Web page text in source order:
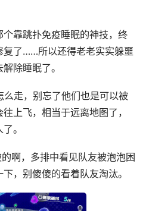
靠跳扑免疫睡眠的神技，终
复了……所以还得老老实实躲噩
除睡眠了。
么走，别忘了他们也是可以被
上飞，相当于远离地图了，
。
啊，多排中看见队友被泡泡困
，别傻傻的看着队友淘汰。